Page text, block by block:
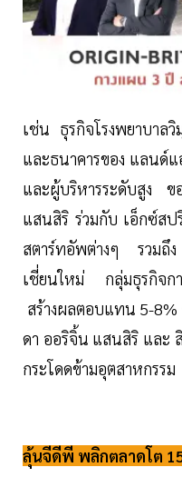
เช่น ธุรกิจโรงพยาบาล
และธนาคารของ แลนด์
และผู้บริหารระดับสูง ข
แสนสิริ ร่วมกับ เอ็กซ์สป
สตาร์ทอัพต่างๆ รวมถึ
เชี่ยนใหม่ กลุ่มธุรกิจก
สร้างผลตอบแทน 5-
ดา ออริจิ้น แสนสิริ และ
กระโดดข้ามอุตสาหกรรม
ลุ้นจีดีพี พลิกตลาดโต